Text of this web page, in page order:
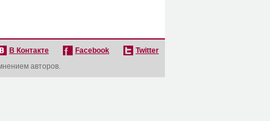
В Контакте Facebook
Twitter
авторов.